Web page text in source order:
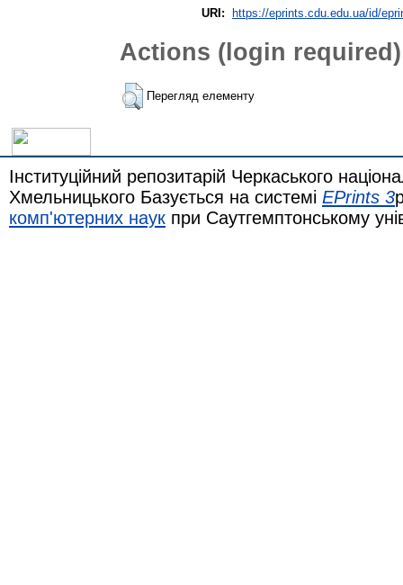
URI: https://eprints.cdu.edu.ua/id/
Actions (login required)
Перегляд елементу
Інституційний репозитарій Черкаського
Хмельницького Базується на системі EPrints 3
комп'ютерних наук при Саутгемптонському